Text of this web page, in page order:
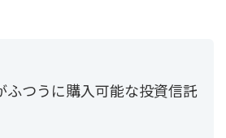
ふつうに購入可能な投資信託